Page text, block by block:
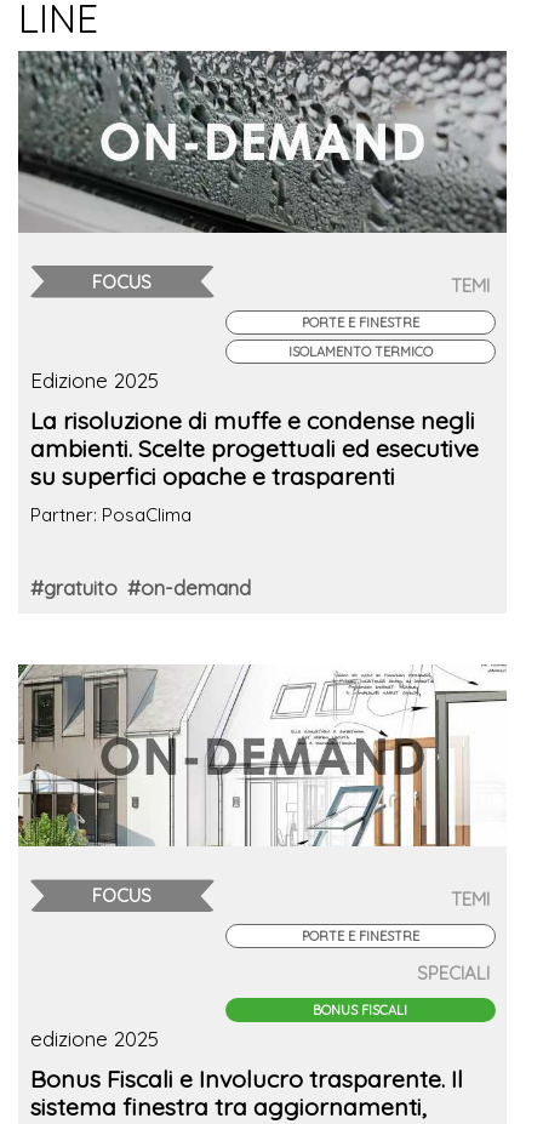
LINE
FOCUS TEMI
PORTE E FINESTRE
ISOLAMENTO TERMICO
Edizione 2025
La risoluzione di muffe e condense negli
ambienti. Scelte progettuali ed esecutive
su superfici opache e trasparenti
Partner: PosaClima
#gratuito #on-demand
FOCUS TEMI
PORTE E FINESTRE
SPECIALI
BONUS FISCALI
edizione 2025
Bonus Fiscali e Involucro trasparente. Il
sistema finestra tra aggiornamenti,